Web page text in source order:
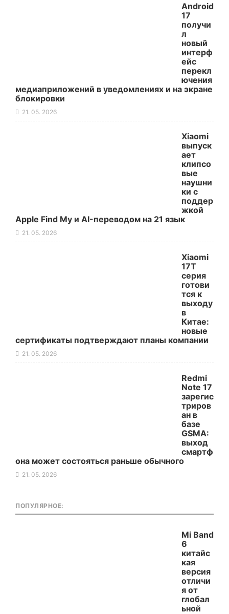
Android
17
получи
л
новый
интерф
ейс
перекл
ючения
медиаприложений в уведомлениях и на экране
блокировки
21. 05. 2026
Xiaomi
выпуск
ает
клипсо
вые
наушни
ки с
поддер
жкой
Apple Find My и AI-переводом на 21 язык
21. 05. 2026
Xiaomi
17T
серия
готови
тся к
выходу
в
Китае:
новые
сертификаты подтверждают планы компании
21. 05. 2026
Redmi
Note 17
зарегис
триров
ан в
базе
GSMA:
выход
смартф
она может состояться раньше обычного
21. 05. 2026
ПОПУЛЯРНОЕ:
Mi Band
6
китайс
кая
версия
отличи
я от
глобал
ьной